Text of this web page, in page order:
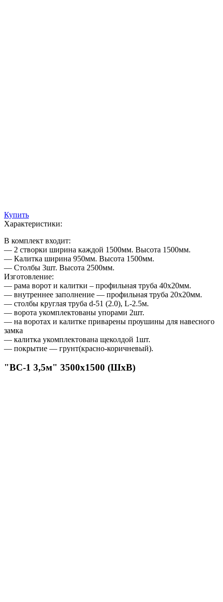
Купить
Характеристики:
В комплект входит:
— 2 створки ширина каждой 1500мм. Высота 1500мм.
— Калитка ширина 950мм. Высота 1500мм.
— Столбы 3шт. Высота 2500мм.
Изготовление:
— рама ворот и калитки – профильная труба 40х20мм.
— внутреннее заполнение — профильная труба 20х20мм.
— столбы круглая труба d-51 (2.0), L-2.5м.
— ворота укомплектованы упорами 2шт.
— на воротах и калитке приварены проушины для навесного
замка
— калитка укомплектована щеколдой 1шт.
— покрытие — грунт(красно-коричневый).
"ВС-1 3,5м" 3500х1500 (ШхВ)